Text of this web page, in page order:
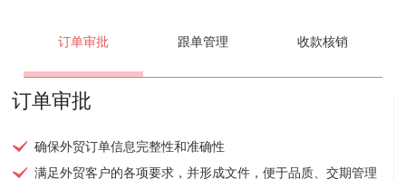
订单审批 跟单管理 收款核销
订单审批
确保外贸订单信息完整性和准确性
满足外贸客户的各项要求，并形成文件，便于品质、交期管理